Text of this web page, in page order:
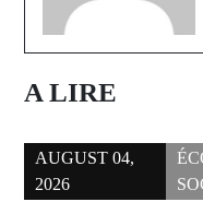
A LIRE
AUGUST 04,
2026